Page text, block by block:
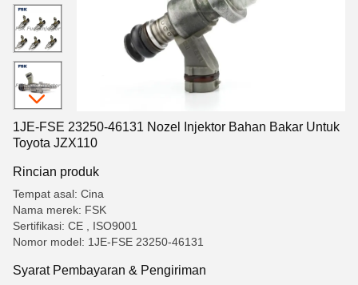
1JE-FSE 23250-46131 Nozel Injektor Bahan Bakar Untuk
Toyota JZX110
Rincian produk
Tempat asal: Cina
Nama merek: FSK
Sertifikasi: CE , ISO9001
Nomor model: 1JE-FSE 23250-46131
Syarat Pembayaran & Pengiriman